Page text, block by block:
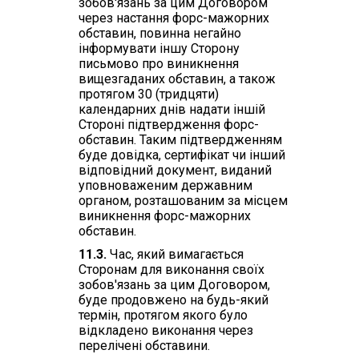
через настання форс-мажорних
обставин, повинна негайно
інформувати іншу Сторону
письмово про виникнення
вищезгаданих обставин, а також
протягом 30 (тридцяти)
календарних днів надати іншій
Стороні підтвердження форс-
обставин. Таким підтвердженням
буде довідка, сертифікат чи інший
відповідний документ, виданий
уповноваженим державним
органом, розташованим за місцем
виникнення форс-мажорних
обставин.
11.3. Час, який вимагається
Сторонам для виконання своїх
зобов'язань за цим Договором,
буде продовжено на будь-який
термін, протягом якого було
відкладено виконання через
перелічені обставини.